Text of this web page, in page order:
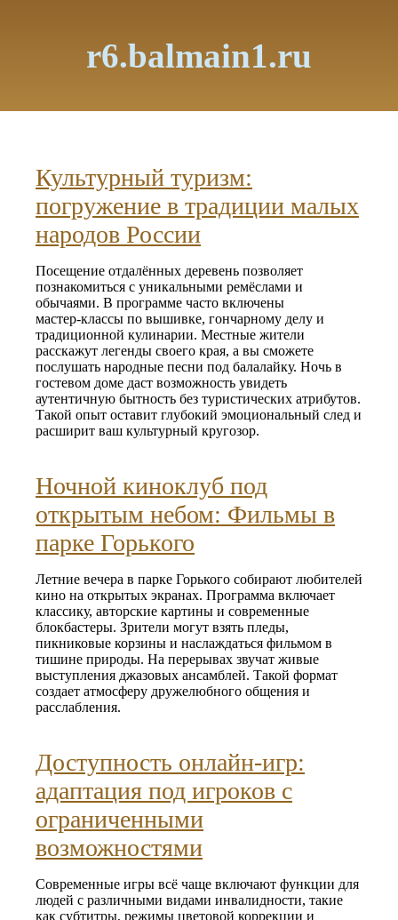
r6.balmain1.ru
Культурный туризм:
погружение в традиции малых
народов России
Посещение отдалённых деревень позволяет
познакомиться с уникальными ремёслами и
обычаями. В программе часто включены
мастер‑классы по вышивке, гончарному делу и
традиционной кулинарии. Местные жители
расскажут легенды своего края, а вы сможете
послушать народные песни под балалайку. Ночь в
гостевом доме даст возможность увидеть
аутентичную бытность без туристических атрибутов.
Такой опыт оставит глубокий эмоциональный след и
расширит ваш культурный кругозор.
Ночной киноклуб под
открытым небом: Фильмы в
парке Горького
Летние вечера в парке Горького собирают любителей
кино на открытых экранах. Программа включает
классику, авторские картины и современные
блокбастеры. Зрители могут взять пледы,
пикниковые корзины и наслаждаться фильмом в
тишине природы. На перерывах звучат живые
выступления джазовых ансамблей. Такой формат
создает атмосферу дружелюбного общения и
расслабления.
Доступность онлайн‑игр:
адаптация под игроков с
ограниченными
возможностями
Современные игры всё чаще включают функции для
людей с различными видами инвалидности, такие
как субтитры, режимы цветовой коррекции и